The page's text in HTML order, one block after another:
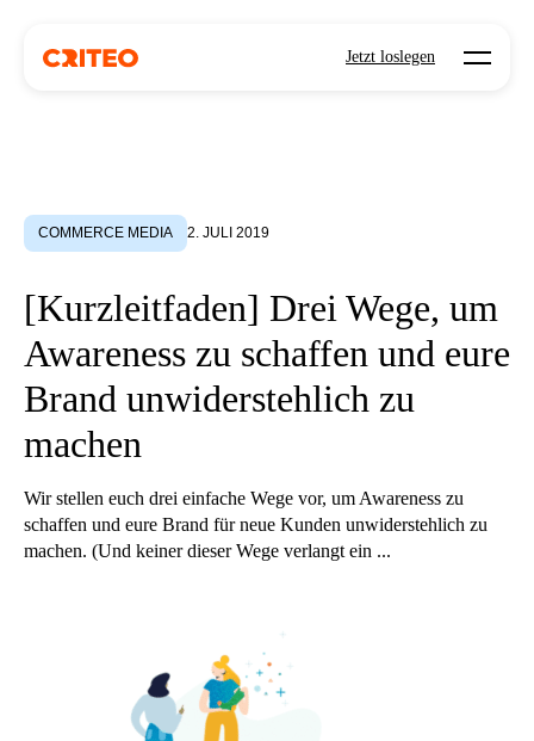
Jetzt loslegen Open
COMMERCE MEDIA 2. JULI 2019
[Kurzleitfaden] Drei Wege, um
Awareness zu schaffen und eure
Brand unwiderstehlich zu
machen
Wir stellen euch drei einfache Wege vor, um Awareness zu
schaffen und eure Brand für neue Kunden unwiderstehlich zu
machen. (Und keiner dieser Wege verlangt ein ...